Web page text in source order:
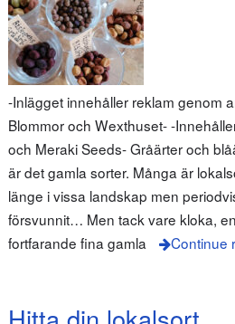
-Inlägget innehåller reklam genom
Blommor och Wexthuset- -
och Meraki Seeds- Gråärter och
är det gamla sorter. Många är
länge i vissa landskap men
försvunnit… Men tack vare kloka,
fortfarande fina gamla
Continue